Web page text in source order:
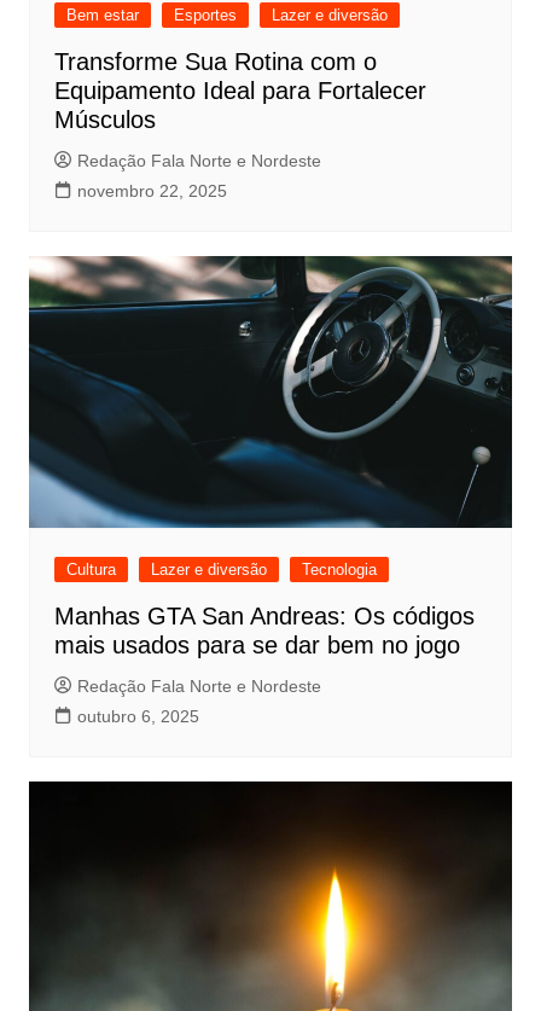
Bem estar Esportes Lazer e diversão
Transforme Sua Rotina com o
Equipamento Ideal para Fortalecer
Músculos
Redação Fala Norte e Nordeste
novembro 22, 2025
Cultura Lazer e diversão Tecnologia
Manhas GTA San Andreas: Os códigos
mais usados para se dar bem no jogo
Redação Fala Norte e Nordeste
outubro 6, 2025